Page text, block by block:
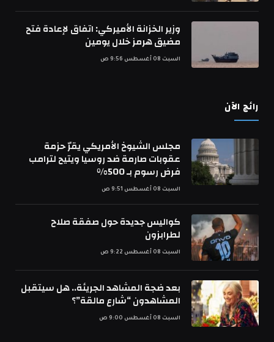
وزير الخزانة الأميركي: اتفاق لإعادة فتح
مضيق هرمز خلال يومين
السبت 08 أغسطس 9:56 ص
رائج الآن
مجلس الشيوخ الأمريكي يقرّ حزمة
عقوبات صارمة ضد روسيا ويتيح لترامب
فرض رسوم بـ 500%
السبت 08 أغسطس 9:51 ص
كواليس جديدة حول صفقة صلاح
لطرابزون
السبت 08 أغسطس 9:22 ص
بعد ضجة المشاهد الجريئة.. هل سيتقبل
المشاهدون “شارع مالقة”؟
السبت 08 أغسطس 9:00 ص